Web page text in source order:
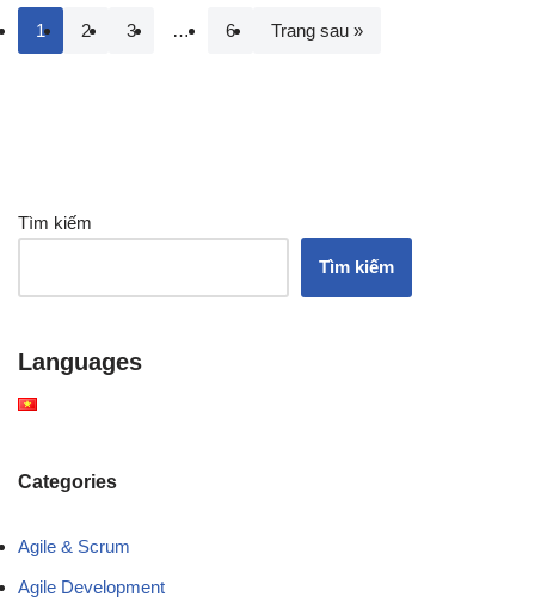
1 2 3 … 6 Trang sau »
Tìm kiếm
Tìm kiếm
Languages
Categories
Agile & Scrum
Agile Development